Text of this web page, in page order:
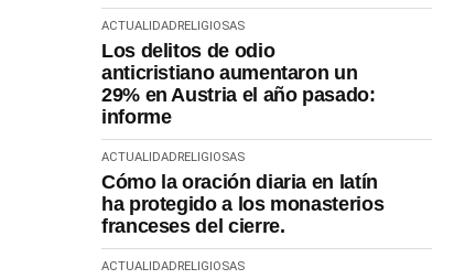
ACTUALIDADRELIGIOSAS
Los delitos de odio
anticristiano aumentaron un
29% en Austria el año pasado:
informe
ACTUALIDADRELIGIOSAS
Cómo la oración diaria en latín
ha protegido a los monasterios
franceses del cierre.
ACTUALIDADRELIGIOSAS